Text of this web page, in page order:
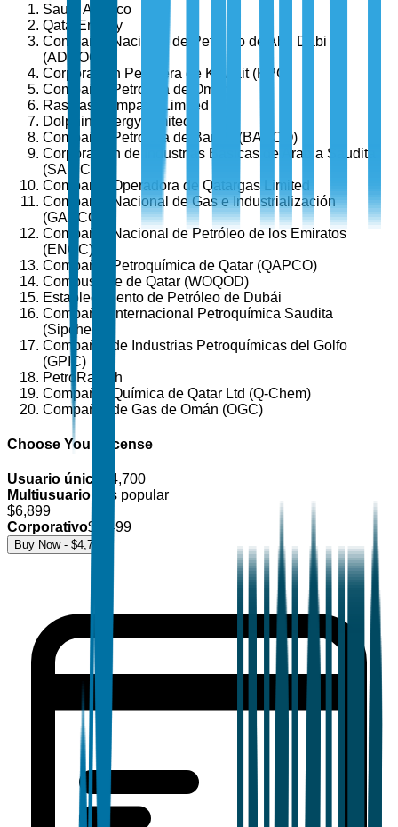
Saudi Aramco
QatarEnergy
Compañía Nacional de Petróleo de Abu Dabi
(ADNOC)
Corporación Petrolera de Kuwait (KPC)
Compañía Petrolera de Omán
RasGas Company Limited
Dolphin Energy Limited
Compañía Petrolera de Baréin (BAPCO)
Corporación de Industrias Básicas de Arabia Saudita
(SABIC)
Compañía Operadora de Qatargas Limited
Compañía Nacional de Gas e Industrialización
(GASCO)
Compañía Nacional de Petróleo de los Emiratos
(ENOC)
Compañía Petroquímica de Qatar (QAPCO)
Combustible de Qatar (WOQOD)
Establecimiento de Petróleo de Dubái
Compañía Internacional Petroquímica Saudita
(Sipchem)
Compañía de Industrias Petroquímicas del Golfo
(GPIC)
PetroRabigh
Compañía Química de Qatar Ltd (Q-Chem)
Compañía de Gas de Omán (OGC)
Choose Your License
Usuario único
4,700
Multiusuario Más popular
$6,899
Corporativo$ 8,499
Buy Now - $4,700